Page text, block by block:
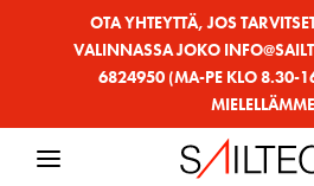
OTA YHTEYTTÄ, JOS
VALINNASSA JOKO
6824950 (MA-PE KLO 8.30-